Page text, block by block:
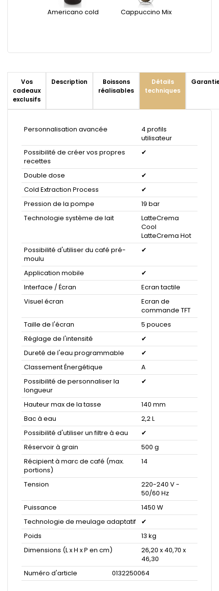
Americano cold Cappuccino Mix
Vos
cadeaux
exclusifs
Description
Boissons
réalisables
Détails
techniques
Personnalisation avancée
4 profils
utilisateur
Possibilité de créer vos propres
recettes
✔
Double dose
✔
Cold Extraction Process
✔
Pression de la pompe
19 bar
Technologie système de lait
LatteCrema
Cool
LatteCrema Hot
Possibilité d'utiliser du café pré-
moulu
✔
Application mobile
✔
Interface / Écran
Ecran tactile
Visuel écran
Ecran de
commande TFT
Taille de l'écran
5 pouces
Réglage de l'intensité
✔
Dureté de l'eau programmable
✔
Classement Énergétique
A
Possibilité de personnaliser la
longueur
✔
Hauteur max de la tasse
140 mm
Bac à eau
2,2 L
Possibilité d'utiliser un filtre à eau
✔
Réservoir à grain
500 g
Récipient à marc de café (max.
portions)
14
Tension
220-240 V -
50/60 Hz
Puissance
1450 W
Technologie de meulage adaptatif
✔
Poids
13 kg
Dimensions (L x H x P en cm)
26,20 x 40,70 x
46,30
Numéro d'article
0132250064